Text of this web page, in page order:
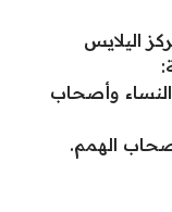
اليلايس
وأصحاب
الهمم.